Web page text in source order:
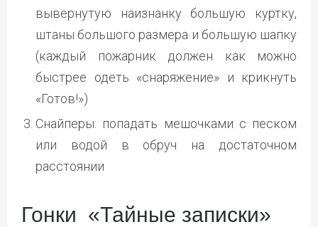
вывернутую наизнанку большую куртку,
штаны большого размера и большую шапку
(каждый пожарник должен как можно
быстрее одеть «снаряжение» и крикнуть
«Готов!»)
Снайперы: попадать мешочками с песком
или водой в обруч на достаточном
расстоянии
Гонки «Тайные записки»